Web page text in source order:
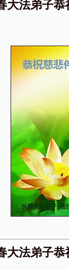
大法弟子
大法弟子